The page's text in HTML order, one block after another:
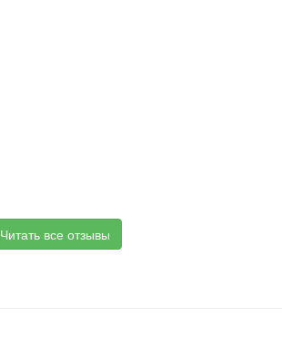
Читать все отзывы